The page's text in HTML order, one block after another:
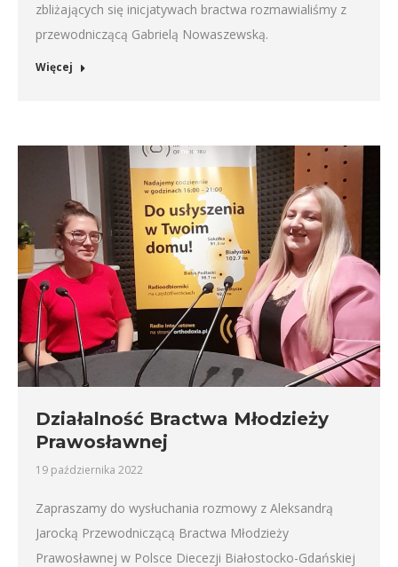
zbliżających się inicjatywach bractwa rozmawialiśmy z
przewodniczącą Gabrielą Nowaszewską.
Więcej
Działalność Bractwa Młodzieży
Prawosławnej
19 października 2022
Zapraszamy do wysłuchania rozmowy z Aleksandrą
Jarocką Przewodniczącą Bractwa Młodzieży
Prawosławnej w Polsce Diecezji Białostocko-Gdańskiej